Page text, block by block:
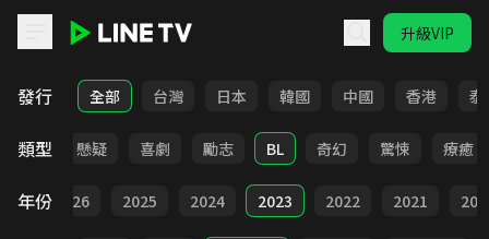
升級VIP
LINE TV - 戲劇
發行 全部 台灣 日本 韓國 中國 香港 泰
類型
甜寵 懸疑 喜劇 勵志 BL 奇幻 驚悚 療癒
年份
部 2026 2025 2024 2023 2022 2021